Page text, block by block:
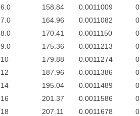
6.0
158.84 0.0011009
7.0
164.96 0.0011082
8.0
170.41 0.0011150
9.0
175.36 0.0011213
10
179.88 0.0011274
12
187.96 0.0011386
14
195.04 0.0011489
16
201.37 0.0011586
18
207.11 0.0011678